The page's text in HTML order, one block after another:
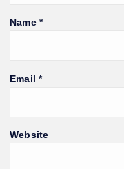
Name *
Email *
Website